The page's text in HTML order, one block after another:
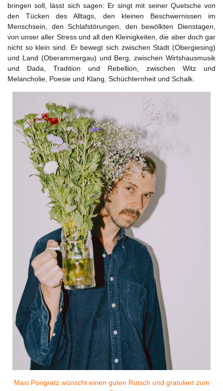
bringen soll, lässt sich sagen: Er singt mit seiner Quetsche von
den Tücken des Alltags, den kleinen Beschwernissen im
Menschsein, den Schlafstörungen, den bewölkten Dienstagen,
von unser aller Stress und all den Kleinigkeiten, die aber doch gar
nicht so klein sind. Er bewegt sich zwischen Stadt (Obergiesing)
und Land (Oberammergau) und Berg, zwischen Wirtshausmusik
und Dada, Tradition und Rebellion, zwischen Witz und
Melancholie, Poesie und Klang, Schüchternheit und Schalk.
Maxi Pongratz wünscht einen guten Rutsch und gratuliert zum